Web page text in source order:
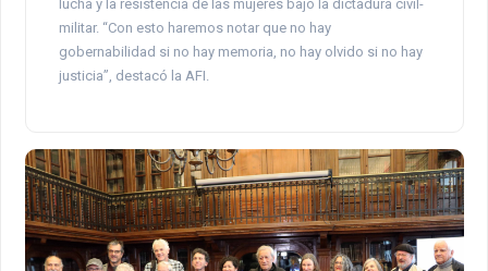
lucha y la resistencia de las mujeres bajo la dictadura civil-
militar. “Con esto haremos notar que no hay
gobernabilidad si no hay memoria, no hay olvido si no hay
justicia”, destacó la AFI.